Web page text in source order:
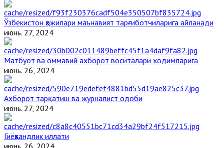
Ўзбекистон ҳожилари маънавият тарғиботчиларига айланади
июнь. 27, 2024
Матбуот ва оммавий ахборот воситалари ходимларига
июнь. 26, 2024
Ахборот тарқатиш ва журналист одоби
июнь. 27, 2024
Гиёҳвандлик иллати
июнь. 26, 2024